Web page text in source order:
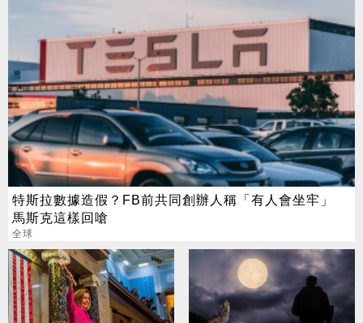
特斯拉數據造假？FB前共同創辦人稱「有人會坐牢」
馬斯克這樣回嗆
全球